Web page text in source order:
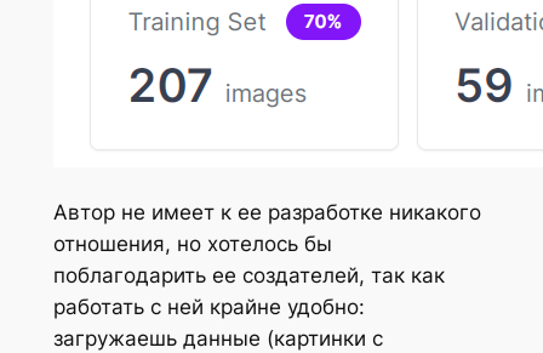
Автор не имеет к ее разработке никакого
отношения, но хотелось бы
поблагодарить ее создателей, так как
работать с ней крайне удобно:
загружаешь данные (картинки с